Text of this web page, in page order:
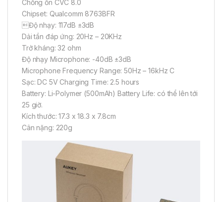
Chống ồn CVC 8.0
Chipset: Qualcomm 8763BFR
Độ nhạy: 117dB ±3dB
Dải tần đáp ứng: 20Hz – 20KHz
Trở kháng: 32 ohm
Độ nhạy Microphone: -40dB ±3dB
Microphone Frequency Range: 50Hz – 16kHz C
Sạc: DC 5V Charging Time: 2.5 hours
Battery: Li-Polymer (500mAh) Battery Life: có thể lên tới
25 giờ.
Kích thước: 17.3 x 18.3 x 7.8cm
Cân nặng: 220g